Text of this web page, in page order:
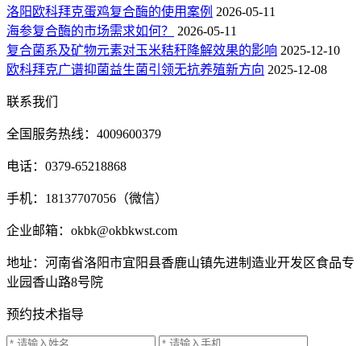
洛阳欧科拜克蛋鸡复合酶的使用案例 2026-05-11
海参复合酶的市场需求如何？
2026-05-11
复合菌系及矿物元素对玉米秸秆降解效果的影响 2025-12-10
欧科拜克广谱抑菌益生菌引领无抗养殖新方向 2025-12-08
联系我们
全国服务热线：4009600379
电话：0379-65218868
手机：18137707056（微信）
企业邮箱：okbk@okbkwst.com
地址：河南省洛阳市宜阳县香鹿山镇先进制造业开发区食品专
业园香山路8号院
预约技术指导